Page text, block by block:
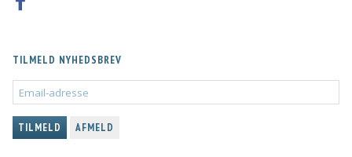
TILMELD NYHEDSBREV
EMAIL-
ADRESSE
TILMELD AFMELD